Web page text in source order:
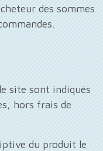
des sommes
site sont indiqués
hors frais de
du produit le